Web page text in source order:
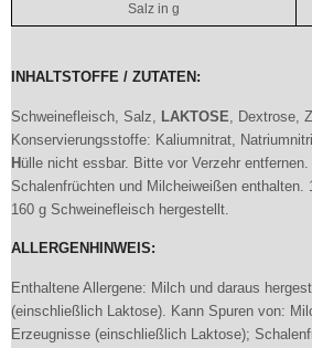
Salz in g
INHALTSTOFFE / ZUTATEN:
Schweinefleisch, Salz, LAKTOSE, Dextrose,
Konservierungsstoffe: Kaliumnitrat,
H ülle nicht essbar. Bitte vor Verzehr
Schalenfrüchten und Milcheiweißen enthalten.
160 g Schweinefleisch hergestellt.
ALLERGENHINWEIS:
Enthaltene Allergene: Milch und daraus
(einschließlich Laktose). Kann Spuren von:
Erzeugnisse (einschließlich Laktose);